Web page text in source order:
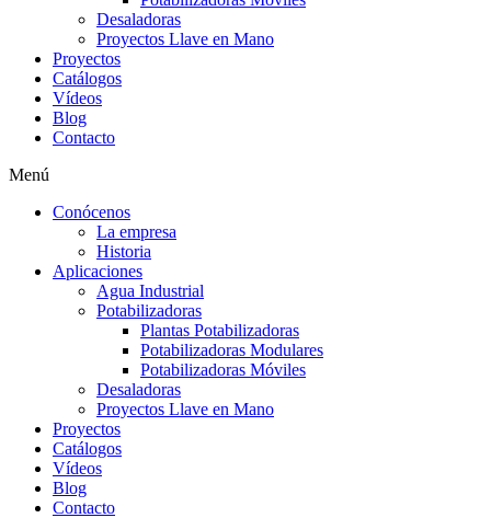
Desaladoras
Proyectos Llave en Mano
Proyectos
Catálogos
Vídeos
Blog
Contacto
Menú
Conócenos
La empresa
Historia
Aplicaciones
Agua Industrial
Potabilizadoras
Plantas Potabilizadoras
Potabilizadoras Modulares
Potabilizadoras Móviles
Desaladoras
Proyectos Llave en Mano
Proyectos
Catálogos
Vídeos
Blog
Contacto